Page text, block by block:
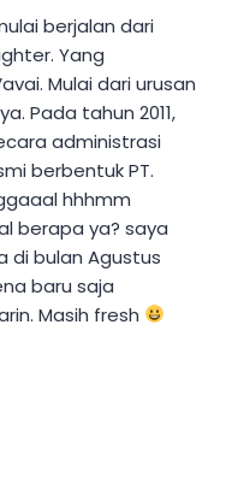
berjalan dari
Yang
Mulai dari urusan
Pada tahun 2011,
administrasi
berbentuk PT.
hhhmm
berapa ya? saya
di bulan Agustus
baru saja
Masih fresh